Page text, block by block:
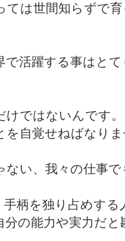
ては世間知らずで
で活躍する事はと
ではないんです。
を自覚せねばなり
ない、我々の仕事
柄を独り占めす
の能力や実力だ